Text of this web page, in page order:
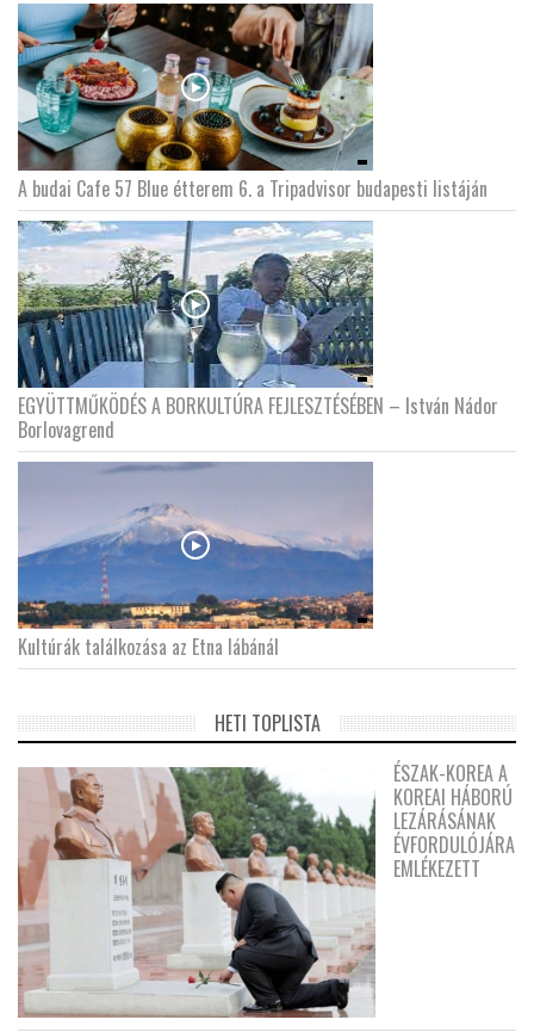
A budai Cafe 57 Blue étterem 6. a Tripadvisor budapesti listáján
EGYÜTTMŰKÖDÉS A BORKULTÚRA FEJLESZTÉSÉBEN – István Nádor
Borlovagrend
Kultúrák találkozása az Etna lábánál
HETI TOPLISTA
ÉSZAK-KOREA A
KOREAI HÁBORÚ
LEZÁRÁSÁNAK
ÉVFORDULÓJÁRA
EMLÉKEZETT